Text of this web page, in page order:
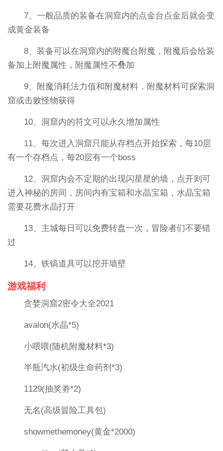
7、一般品质的装备在洞窟内的点金台点金后就会变
成黄金装备
8、装备可以在洞窟内的附魔台附魔，附魔后会给装
备加上附魔属性，附魔属性不叠加
9、附魔消耗法力值和附魔材料，附魔材料可探索洞
窟或击败怪物获得
10、洞窟内的符文可以永久增加属性
11、每次进入洞窟只能从存档点开始探索，每10层
有一个存档点，每20层有一个boss
12、洞窟内会不定期的出现闪星星的墙，点开则可
进入神秘的房间，房间内有宝箱和水晶宝箱，水晶宝箱
需要花费水晶打开
13、主城每日可以免费转盘一次，冒险者们不要错
过
14、铁镐道具可以挖开墙壁
游戏福利
贪婪洞窟2密令大全2021
avalon(水晶*5)
小喂喂(随机附魔材料*3)
半瓶汽水(初级生命药剂*3)
1129(抽奖劵*2)
无名(高级冒险工具包)
showmethemoney(黄金*2000)